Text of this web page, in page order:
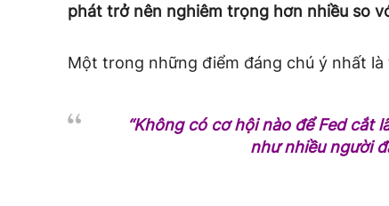
phát trở nên nghiêm trọng hơn nhiều so
Một trong những điểm đáng chú ý nhất
“Không có cơ hội nào để Fed cắt
như nhiều người